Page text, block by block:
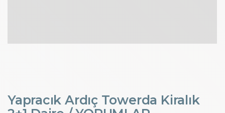
Yapracık Ardıç Towerda Kiralık